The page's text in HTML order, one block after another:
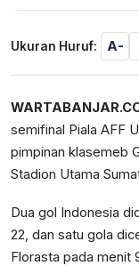
Ukuran Huruf: A-
semifinal Piala AFF
pimpinan klasemeb
Stadion Utama
Dua gol Indonesia
22, dan satu gola
Florasta pada menit